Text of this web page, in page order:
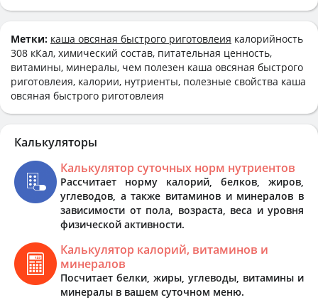
Метки: каша овсяная быстрого риготовлеия калорийность
308 кКал, химический состав, питательная ценность,
витамины, минералы, чем полезен каша овсяная быстрого
риготовлеия, калории, нутриенты, полезные свойства каша
овсяная быстрого риготовлеия
Калькуляторы
Калькулятор суточных норм нутриентов
Рассчитает норму калорий, белков, жиров,
углеводов, а также витаминов и минералов в
зависимости от пола, возраста, веса и уровня
физической активности.
Калькулятор калорий, витаминов и
минералов
Посчитает белки, жиры, углеводы, витамины и
минералы в вашем суточном меню.